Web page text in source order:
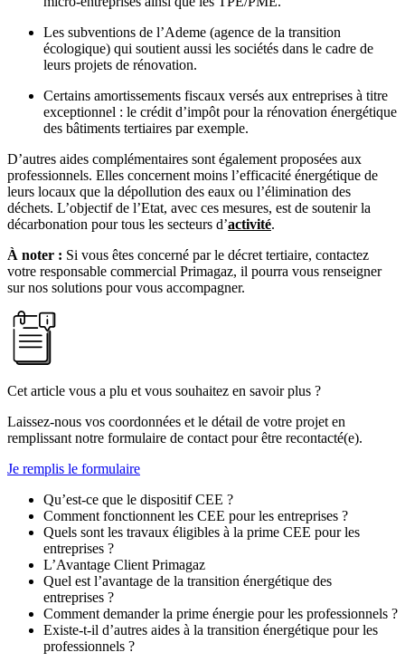
Les subventions de l’Ademe (agence de la transition
écologique) qui soutient aussi les sociétés dans le cadre de
leurs projets de rénovation.
Certains amortissements fiscaux versés aux entreprises à titre
exceptionnel : le crédit d’impôt pour la rénovation énergétique
des bâtiments tertiaires par exemple.
D’autres aides complémentaires sont également proposées aux
professionnels. Elles concernent moins l’efficacité énergétique de
leurs locaux que la dépollution des eaux ou l’élimination des
déchets. L’objectif de l’Etat, avec ces mesures, est de soutenir la
décarbonation pour tous les secteurs d’activité.
À noter : Si vous êtes concerné par le décret tertiaire, contactez
votre responsable commercial Primagaz, il pourra vous renseigner
sur nos solutions pour vous accompagner.
Cet article vous a plu et vous souhaitez en savoir plus ?
Laissez-nous vos coordonnées et le détail de votre projet en
remplissant notre formulaire de contact pour être recontacté(e).
Je remplis le formulaire
Qu’est-ce que le dispositif CEE ?
Comment fonctionnent les CEE pour les entreprises ?
Quels sont les travaux éligibles à la prime CEE pour les
entreprises ?
L’Avantage Client Primagaz
Quel est l’avantage de la transition énergétique des
entreprises ?
Comment demander la prime énergie pour les professionnels ?
Existe-t-il d’autres aides à la transition énergétique pour les
professionnels ?